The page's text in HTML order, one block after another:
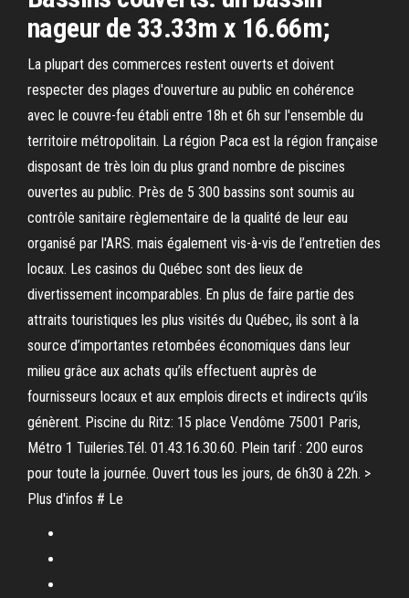
nageur de 33.33m x 16.66m;
La plupart des commerces restent ouverts et doivent
respecter des plages d'ouverture au public en cohérence
avec le couvre-feu établi entre 18h et 6h sur l'ensemble du
territoire métropolitain. La région Paca est la région française
disposant de très loin du plus grand nombre de piscines
ouvertes au public. Près de 5 300 bassins sont soumis au
contrôle sanitaire règlementaire de la qualité de leur eau
organisé par l'ARS. mais également vis-à-vis de l’entretien des
locaux. Les casinos du Québec sont des lieux de
divertissement incomparables. En plus de faire partie des
attraits touristiques les plus visités du Québec, ils sont à la
source d’importantes retombées économiques dans leur
milieu grâce aux achats qu’ils effectuent auprès de
fournisseurs locaux et aux emplois directs et indirects qu’ils
génèrent. Piscine du Ritz: 15 place Vendôme 75001 Paris,
Métro 1 Tuileries.Tél. 01.43.16.30.60. Plein tarif : 200 euros
pour toute la journée. Ouvert tous les jours, de 6h30 à 22h. >
Plus d'infos # Le